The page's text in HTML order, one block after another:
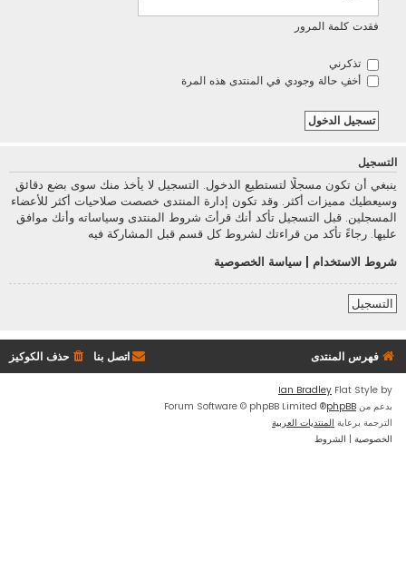
فقدت كلمة المرور
تذكرني
أخفِ حالة وجودي في المنتدى هذه المرة
التسجيل
ينبغي أن تكون مسجلًا لتستطيع الدخول. التسجيل لا يأخذ منك سوى بضع دقائق
وسيعطيك مميزات أكثر. وقد تكون إدارة المنتدى خصصت صلاحيات أكثر للأعضاء
المسجلين. قبل التسجيل تأكد أنك قرأتَ شروط المنتدى وسياساته وأنك موافق
عليها. رجاءً تأكد من قراءتك لشروط كل قسم قبل المشاركة فيه
شروط الاستخدام
سياسة الخصوصية
التسجيل
فهرس المنتدى حذف الكوكيز اتصل بنا
Flat Style by
Ian Bradley
بدعم من phpBB
® Forum Software © phpBB Limited
الترجمة برعاية المنتديات العربية
الخصوصية | الشروط